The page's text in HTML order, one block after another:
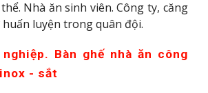
Nhà ăn sinh viên. Công ty, căng
huấn luyện trong quân đội.
Bàn ghế nhà ăn công
- sắt